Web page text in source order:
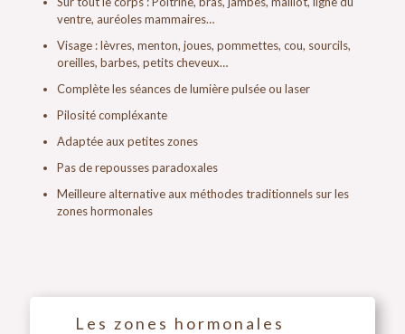
ventre, auréoles mammaires…
Visage : lèvres, menton, joues, pommettes, cou, sourcils,
oreilles, barbes, petits cheveux…
Complète les séances de lumière pulsée ou laser
Pilosité compléxante
Adaptée aux petites zones
Pas de repousses paradoxales
Meilleure alternative aux méthodes traditionnels sur les
zones hormonales
Les zones hormonales